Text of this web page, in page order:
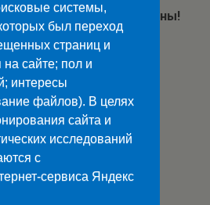
документы обязательны!
Наверх
системы,
был переход
страниц и
сайте; пол и
интересы
файлов). В целях
сайта и
исследований
с
сервиса Яндекс